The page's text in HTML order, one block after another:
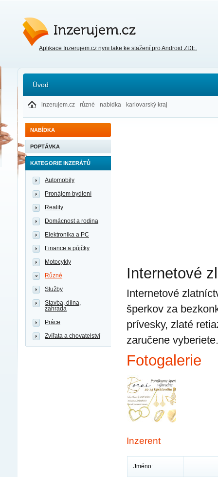
Inzerujem.cz
Aplikace Inzerujem.cz nyní také ke stažení pro Android ZDE.
Úvod
inzerujem.cz různé nabídka karlovarský kraj
Internetové
Internetové
šperkov za
prívesky, zlaté
zaručene vyberiete.
Fotogalerie
Inzerent
Jméno:
NABÍDKA
POPTÁVKA
KATEGORIE INZERÁTŮ
Automobily
Pronájem bydlení
Reality
Domácnost a rodina
Elektronika a PC
Finance a půjčky
Motocykly
Různé
Služby
Stavba, dílna,
zahrada
Práce
Zvířata a chovatelství